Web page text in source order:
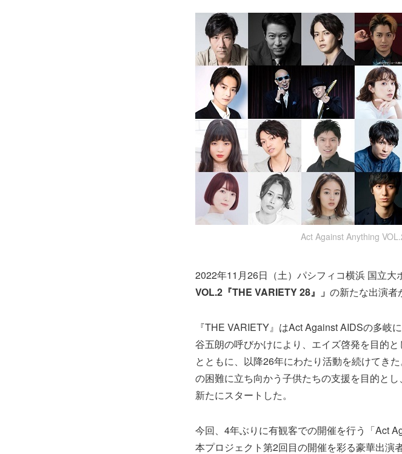
Act Against Anything
2022年11月26日（土）パシフィコ横浜 国立大
VOL.2『THE VARIETY 28』」 の新たな出演者
『THE VARIETY』はAct Against AIDSの多岐
谷五朗の呼びかけにより、エイズ啓発を目的
とともに、以降26年にわたり活動を続けてき
の困難に立ち向かう子供たちの支援を目的と
新たにスタートした。
今回、4年ぶりに有観客での開催を行う「Act
本プロジェクト第2回目の開催を彩る豪華出演